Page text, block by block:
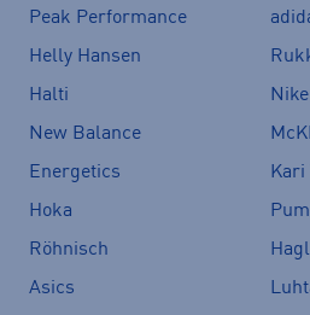
Peak Performance
Helly Hansen
Halti
Nike
New Balance
Energetics
Kari
Hoka
Röhnisch
Asics